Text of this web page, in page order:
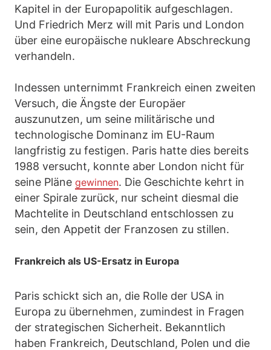
Kapitel in der Europapolitik aufgeschlagen.
Und Friedrich Merz will mit Paris und London
über eine europäische nukleare Abschreckung
verhandeln.
Indessen unternimmt Frankreich einen zweiten
Versuch, die Ängste der Europäer
auszunutzen, um seine militärische und
technologische Dominanz im EU-Raum
langfristig zu festigen. Paris hatte dies bereits
1988 versucht, konnte aber London nicht für
seine Pläne gewinnen. Die Geschichte kehrt in
einer Spirale zurück, nur scheint diesmal die
Machtelite in Deutschland entschlossen zu
sein, den Appetit der Franzosen zu stillen.
Frankreich als US-Ersatz in Europa
Paris schickt sich an, die Rolle der USA in
Europa zu übernehmen, zumindest in Fragen
der strategischen Sicherheit. Bekanntlich
haben Frankreich, Deutschland, Polen und die